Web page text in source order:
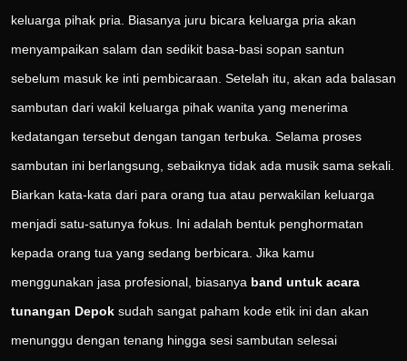
keluarga pihak pria. Biasanya juru bicara keluarga pria akan
menyampaikan salam dan sedikit basa-basi sopan santun
sebelum masuk ke inti pembicaraan. Setelah itu, akan ada balasan
sambutan dari wakil keluarga pihak wanita yang menerima
kedatangan tersebut dengan tangan terbuka. Selama proses
sambutan ini berlangsung, sebaiknya tidak ada musik sama sekali.
Biarkan kata-kata dari para orang tua atau perwakilan keluarga
menjadi satu-satunya fokus. Ini adalah bentuk penghormatan
kepada orang tua yang sedang berbicara. Jika kamu
menggunakan jasa profesional, biasanya band untuk acara
tunangan Depok sudah sangat paham kode etik ini dan akan
menunggu dengan tenang hingga sesi sambutan selesai